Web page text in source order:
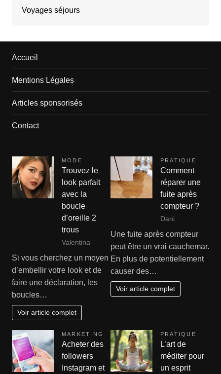
Voyages séjours
Accueil
Mentions Légales
Articles sponsorisés
Contact
MODE
Trouvez le
look parfait
avec la
boucle
d’oreille 2
trous
Valentina
Si vous cherchez un moyen
d’embellir votre look et de
faire une déclaration, les
boucles…
Voir article complet
PRATIQUE
Comment
réparer une
fuite après
compteur ?
Dani
Une fuite après compteur
peut être un vrai cauchemar.
En plus de potentiellement
causer des…
Voir article complet
MARKETING
Acheter des
followers
Instagram et
PRATIQUE
L’art de
méditer pour
un esprit